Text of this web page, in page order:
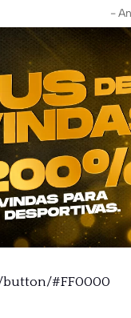
-
button/#FF0000